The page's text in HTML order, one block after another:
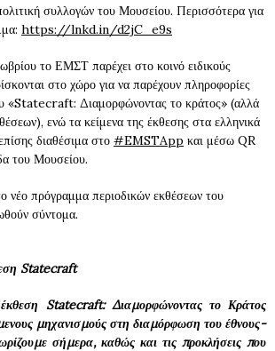
συλλογών του Μουσείου. Περισσότερα για
https://lnkd.in/d2jC_e9s
το ΕΜΣΤ παρέχει στο κοινό ειδικούς
στο χώρο για να παρέχουν πληροφορίες
«Statecraft: Διαμορφώνοντας το κράτος» (αλλά
ενώ τα κείμενα της έκθεσης στα ελληνικά
διαθέσιμα στο #EMSTApp και μέσω QR
του Μουσείου.
νέο πρόγραμμα περιοδικών εκθέσεων του
σύντομα.
Statecraft
Statecraft: Διαμορφώνοντας το Κράτος
μηχανισμούς στη διαμόρφωση του έθνους-
σήμερα, καθώς και τις προκλήσεις που